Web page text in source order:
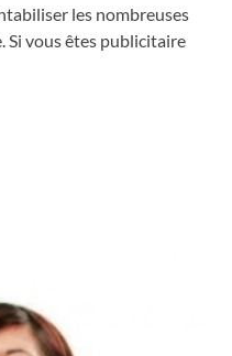
les nombreuses
Si vous êtes publicitaire